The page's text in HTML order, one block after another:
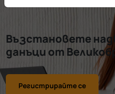
Възстановете
данъци от
Регистрирайте се